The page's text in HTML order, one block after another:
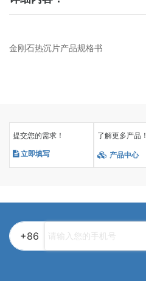
金刚石热沉片产品规格书
提交您的需求！
立即填写
了解更多产品！
产品中心
+86